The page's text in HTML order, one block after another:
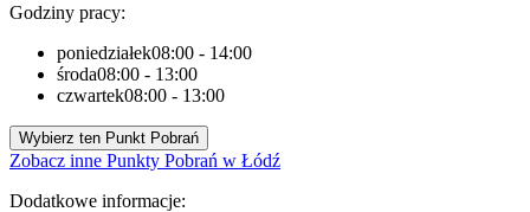
Godziny pracy:
poniedziałek08:00 - 14:00
środa08:00 - 13:00
czwartek08:00 - 13:00
Wybierz ten Punkt Pobrań
Zobacz inne Punkty Pobrań w Łódź
Dodatkowe informacje: